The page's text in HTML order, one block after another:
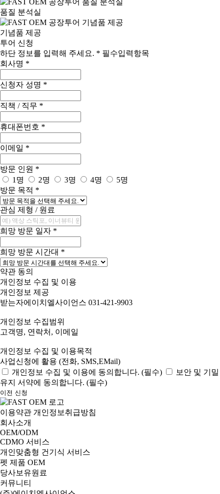
품질 분석실
기념품 제공
투어 신청
하단 정보를 입력해 주세요. * 필수입력항목
회사명 *
신청자 성명 *
직책 / 직무 *
휴대폰번호 *
이메일 *
방문 인원 *
1명
2명 3명 4명
5명
방문 목적 *
관심 제형 / 원료
희망 방문 일자 *
희망 방문 시간대 *
약관 동의
개인정보 수집 및 이용
개인정보 제공
받는자에이치엘사이언스 031-421-9903
개인정보 수집범위
고객명, 연락처, 이메일
개인정보 수집 및 이용목적
사업신청에 활용 (전화, SMS,EMail)
개인정보 수집 및 이용에 동의합니다. (필수)
보안 및 기밀
유지 서약에 동의합니다. (필수)
이전 신청
이용약관 개인정보취급방침
회사소개
OEM/ODM
CDMO 서비스
개인맞춤형 건기식 서비스
펫 제품 OEM
당사보유원료
커뮤니티